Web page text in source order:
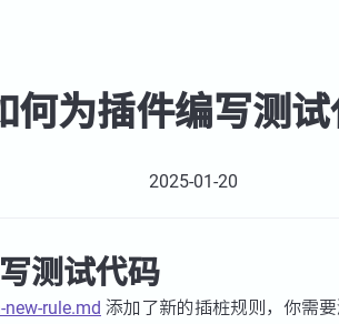
何为插件编写测
2025-01-20
测试代码
new-rule.md 添加了新的插桩规则，你需